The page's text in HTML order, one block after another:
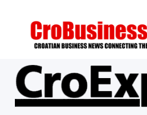
ÜBER